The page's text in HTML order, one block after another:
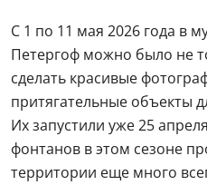
С 1 по 11 мая 2026 года в
Петергоф можно было не
сделать красивые
притягательные объекты
Их запустили уже 25
фонтанов в этом сезоне
территории еще много